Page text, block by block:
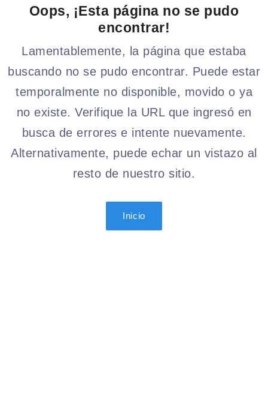
Oops, ¡Esta página no se pudo
encontrar!
Lamentablemente, la página que estaba
buscando no se pudo encontrar. Puede estar
temporalmente no disponible, movido o ya
no existe. Verifique la URL que ingresó en
busca de errores e intente nuevamente.
Alternativamente, puede echar un vistazo al
resto de nuestro sitio.
Inicio